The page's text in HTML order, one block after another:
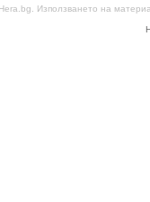
Hera.bg. Използването на